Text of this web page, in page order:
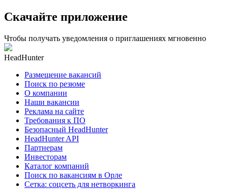
Скачайте приложение
Чтобы получать уведомления о приглашениях мгновенно
HeadHunter
Размещение вакансий
Поиск по резюме
О компании
Наши вакансии
Реклама на сайте
Требования к ПО
Безопасный HeadHunter
HeadHunter API
Партнерам
Инвесторам
Каталог компаний
Поиск по вакансиям в Орле
Сетка: соцсеть для нетворкинга